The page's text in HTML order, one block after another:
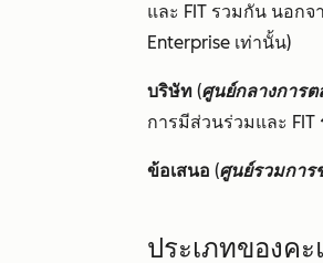
และ FIT รวมกัน นอกจ
Enterprise เท่านั้น)
บริษัท (ศูนย์กลางการต
การมีส่วนร่วมและ FIT
ข้อเสนอ (ศูนย์รวมการ
ประเภทของค